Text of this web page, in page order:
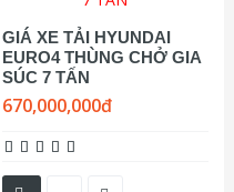
GIÁ XE TẢI HYUNDAI
EURO4 THÙNG CHỞ GIA
SÚC 7 TẤN
670,000,000đ